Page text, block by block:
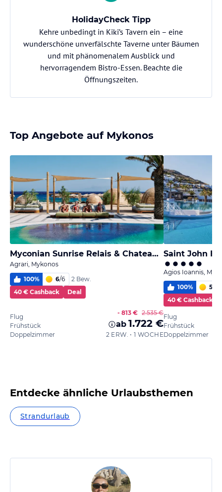
HolidayCheck Tipp
Kehre unbedingt in Kiki’s Tavern ein – eine
wunderschöne unverfälschte Taverne unter Bäumen
und mit phänomenalem Ausblick und
hervorragendem Bistro-Essen. Beachte die
Öffnungszeiten.
Top Angebote auf Mykonos
Myconian Sunrise Relais & Chateaux Hotel
Agrari, Mykonos
100% 6/6
2 Bew.
40 € Cashback
Deal
Flug
Frühstück
Doppelzimmer
- 813 € 2.535 €
ab 1.722 €
2 ERW. • 1 WOCHE
Saint John
Agios Ioannis,
100% 5,7
40 € Cashback
Flug
Frühstück
Doppelzimmer
Entdecke ähnliche Urlaubsthemen
Strandurlaub